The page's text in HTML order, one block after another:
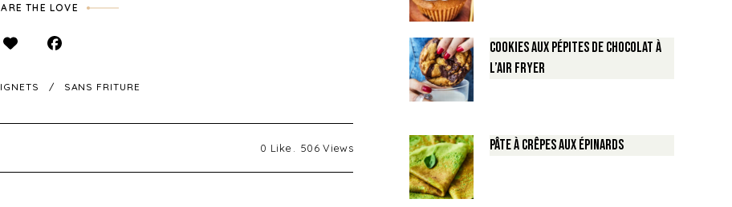
THE LOVE
SANS FRITURE
0 Like 506 Views
Cookies aux pépites de Chocolat à
l’air fryer
Pâte à crêpes aux épinards